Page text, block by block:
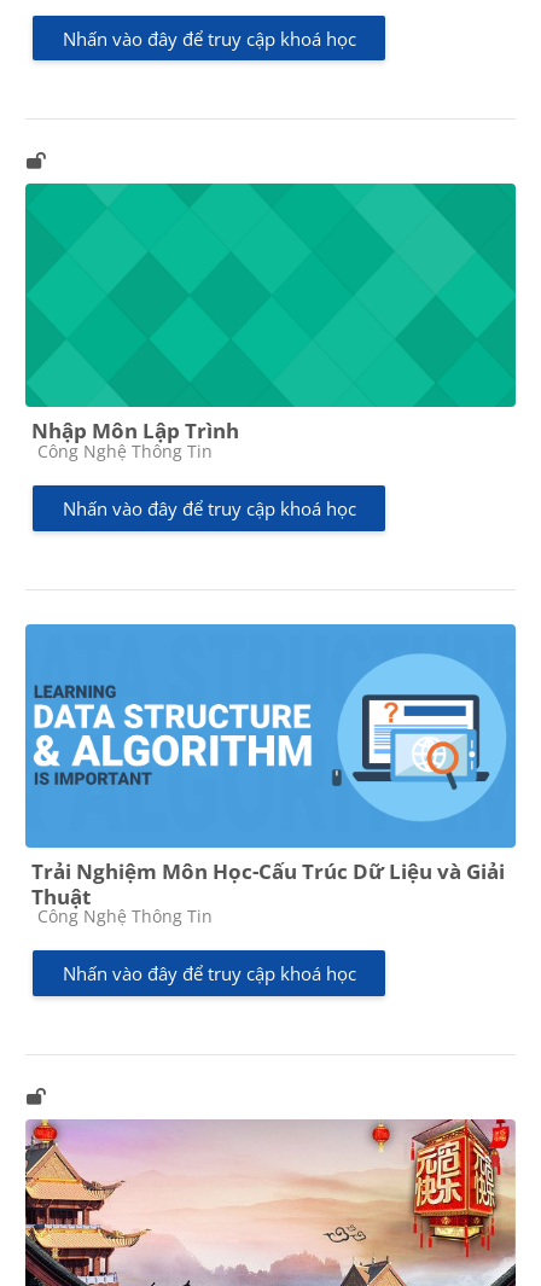
Nhấn vào đây để truy cập khoá học
Nhập Môn Lập Trình
Các loại khóa học
Công Nghệ Thông Tin
Nhấn vào đây để truy cập khoá học
Trải Nghiệm Môn Học-Cấu Trúc Dữ Liệu và Giải
Thuật
Các loại khóa học
Công Nghệ Thông Tin
Nhấn vào đây để truy cập khoá học